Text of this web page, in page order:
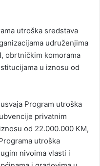
utroška sredstava
udruženjima
obrtničkim komorama
u iznosu od
Program utroška
privatnim
od 22.000.000 KM,
utroška
nivoima vlasti i